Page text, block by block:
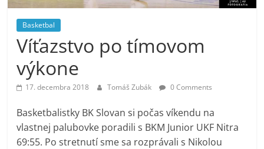
Basketbal
Víťazstvo po tímovom
výkone
17. decembra 2018 Tomáš Zubák 0 Comments
Basketbalistky BK Slovan si počas víkendu na
vlastnej palubovke poradili s BKM Junior UKF Nitra
69:55. Po stretnutí sme sa rozprávali s Nikolou